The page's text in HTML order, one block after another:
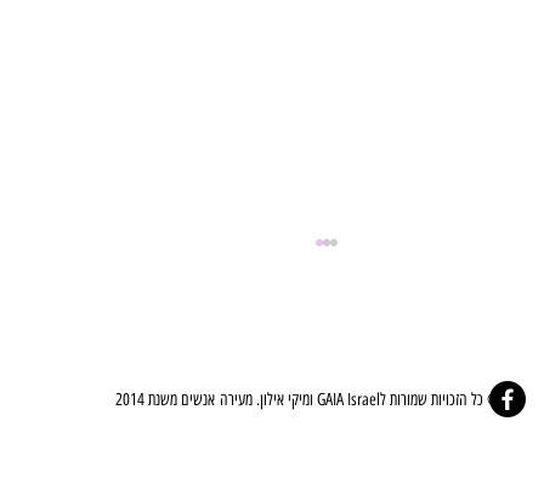
© כל הזכויות שמורות לGAIA Israel ומיקי אילון. מעירה אנשים משנת 2014